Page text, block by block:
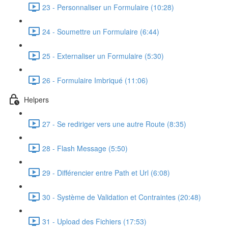
23 - Personnaliser un Formulaire (10:28)
24 - Soumettre un Formulaire (6:44)
25 - Externaliser un Formulaire (5:30)
26 - Formulaire Imbriqué (11:06)
Helpers
27 - Se rediriger vers une autre Route (8:35)
28 - Flash Message (5:50)
29 - Différencier entre Path et Url (6:08)
30 - Système de Validation et Contraintes (20:48)
31 - Upload des Fichiers (17:53)